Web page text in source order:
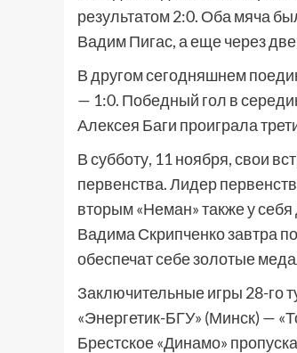
результатом 2:0. Оба мяча
Вадим Пигас, а еще через
В другом сегодняшнем
— 1:0. Победный гол в
Алексея Баги проиграла
В субботу, 11 ноября, свои
первенства. Лидер
вторым «Неман» также у
Вадима Скрипченко завтра
обеспечат себе золотые
Заключительные игры 28-го
«Энергетик-БГУ» (Минск) —
Брестское «Динамо»